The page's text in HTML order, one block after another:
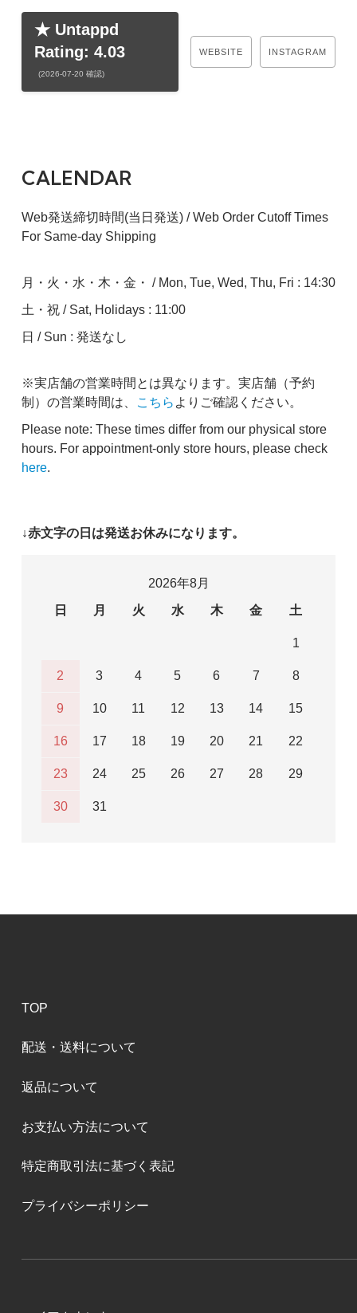
★ Untappd
Rating: 4.03
(2026-07-20 確認)
WEBSITE INSTAGRAM
CALENDAR
Web発送締切時間(当日発送) / Web Order Cutoff Times
For Same-day Shipping
月・火・水・木・金・ / Mon, Tue, Wed, Thu, Fri : 14:30
土・祝 / Sat, Holidays : 11:00
日 / Sun : 発送なし
※実店舗の営業時間とは異なります。実店舗（予約
制）の営業時間は、
こちら よりご確認ください。
Please note: These times differ from our physical store
hours. For appointment-only store hours, please check
here.
↓赤文字の日は発送お休みになります。
2026年8月
日
月 火 水 木 金 土
1
2 3 4 5 6 7 8
9 10 11 12 13 14 15
16 17 18 19 20 21 22
23 24 25 26 27 28 29
30 31
TOP
配送・送料について
返品について
お支払い方法について
特定商取引法に基づく表記
プライバシーポリシー